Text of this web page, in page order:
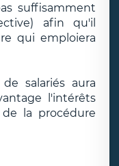
suffisamment
afin qu'il
qui emploiera
salariés aura
l'intérêts
la procédure